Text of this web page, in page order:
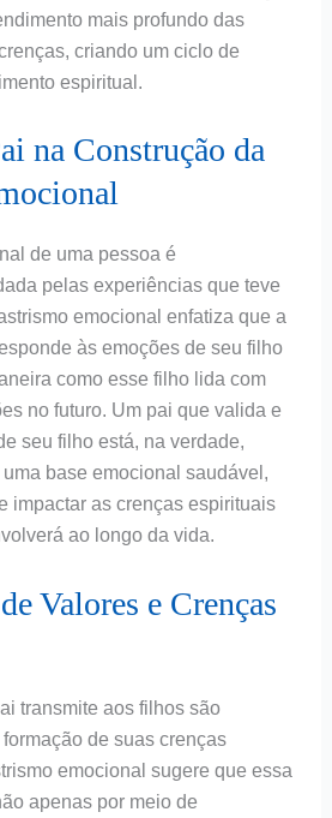
mais profundo das
criando um ciclo de
espiritual.
na Construção da
de uma pessoa é
pelas experiências que teve
emocional enfatiza que a
às emoções de seu filho
como esse filho lida com
no futuro. Um pai que valida e
seu filho está, na verdade,
base emocional saudável,
impactar as crenças espirituais
ao longo da vida.
Valores e Crenças
transmite aos filhos são
de suas crenças
emocional sugere que essa
apenas por meio de